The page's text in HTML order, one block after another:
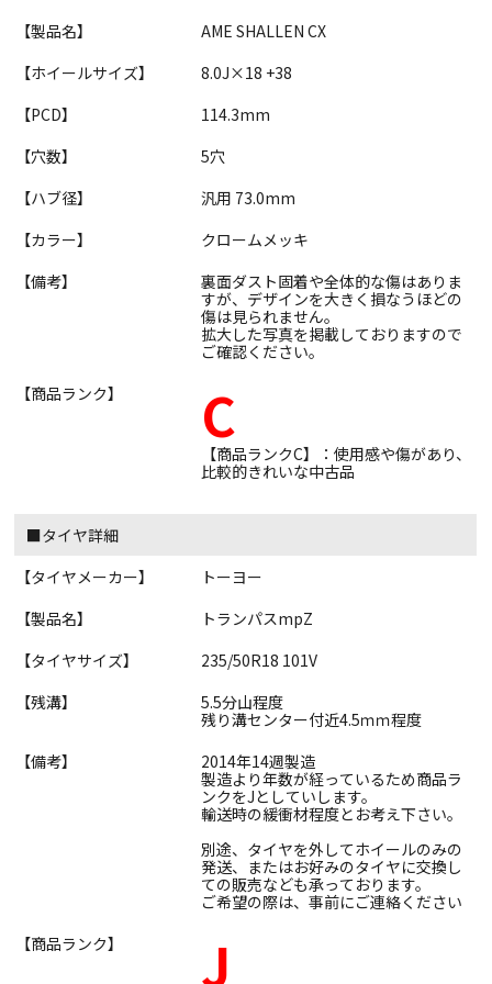
【製品名】
AME SHALLEN CX
【ホイールサイズ】
8.0J×18 +38
【PCD】
114.3mm
【穴数】
5穴
【ハブ径】
汎用 73.0mm
【カラー】
クロームメッキ
【備考】
裏面ダスト固着や全体的な傷はありま
すが、デザインを大きく損なうほどの
傷は見られません。
拡大した写真を掲載しておりますので
ご確認ください。
【商品ランク】
C
【商品ランクC】：使用感や傷があり、
比較的きれいな中古品
■タイヤ詳細
【タイヤメーカー】
トーヨー
【製品名】
トランパスmpZ
【タイヤサイズ】
235/50R18 101V
【残溝】
5.5分山程度
残り溝センター付近4.5ｍｍ程度
【備考】
2014年14週製造
製造より年数が経っているため商品ラ
ンクをJとしていします。
輸送時の緩衝材程度とお考え下さい。
別途、タイヤを外してホイールのみの
発送、またはお好みのタイヤに交換し
ての販売なども承っております。
ご希望の際は、事前にご連絡ください
【商品ランク】
J